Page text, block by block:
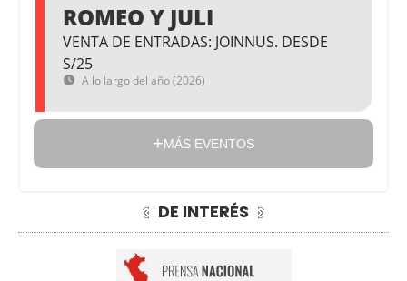
ROMEO Y JULI
VENTA DE ENTRADAS: JOINNUS. DESDE
S/25
A lo largo del año (2026)
MÁS EVENTOS
DE INTERÉS